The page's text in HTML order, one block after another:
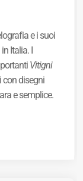
e i suoi
Italia. I
Vitigni
con disegni
e semplice.